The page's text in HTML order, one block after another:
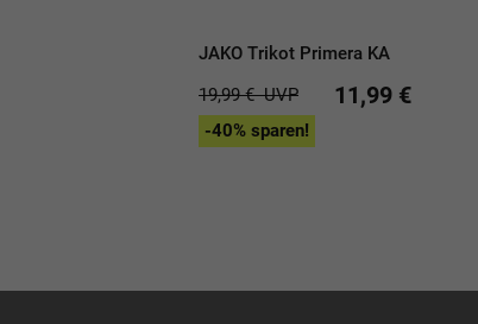
JAKO Trikot Primera KA
19,99 €UVP 11,99 €
-40% sparen!